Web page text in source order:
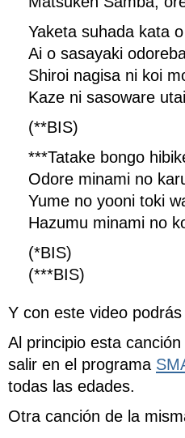
Yaketa suhada kata
Ai o sasayaki
Shiroi nagisa ni koi
Kaze ni sasoware
(**BIS)
***Tatake bongo
Odore minami no
Yume no yooni toki
Hazumu minami no
(*BIS)
(***BIS)
Y con este video
Al principio esta
salir en el programa
todas las edades.
Otra canción de la